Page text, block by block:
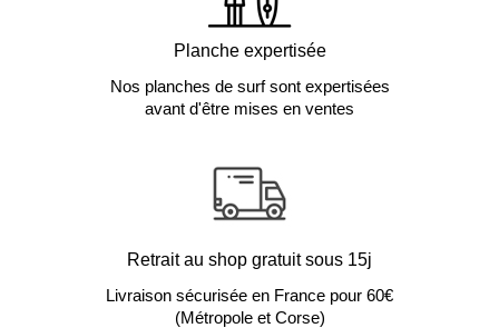
Planche expertisée
Nos planches de surf sont expertisées
avant d'être mises en ventes
Retrait au shop gratuit sous 15j
Livraison sécurisée en France pour 60€
(Métropole et Corse)